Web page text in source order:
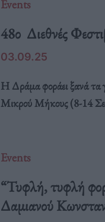
Events
48ο Διεθνές
03.09.25
Η Δράμα φοράει ξανά τα
Μικρού Μήκους (8-14
Events
“Τυφλή, τυφλή
Δαμιανού